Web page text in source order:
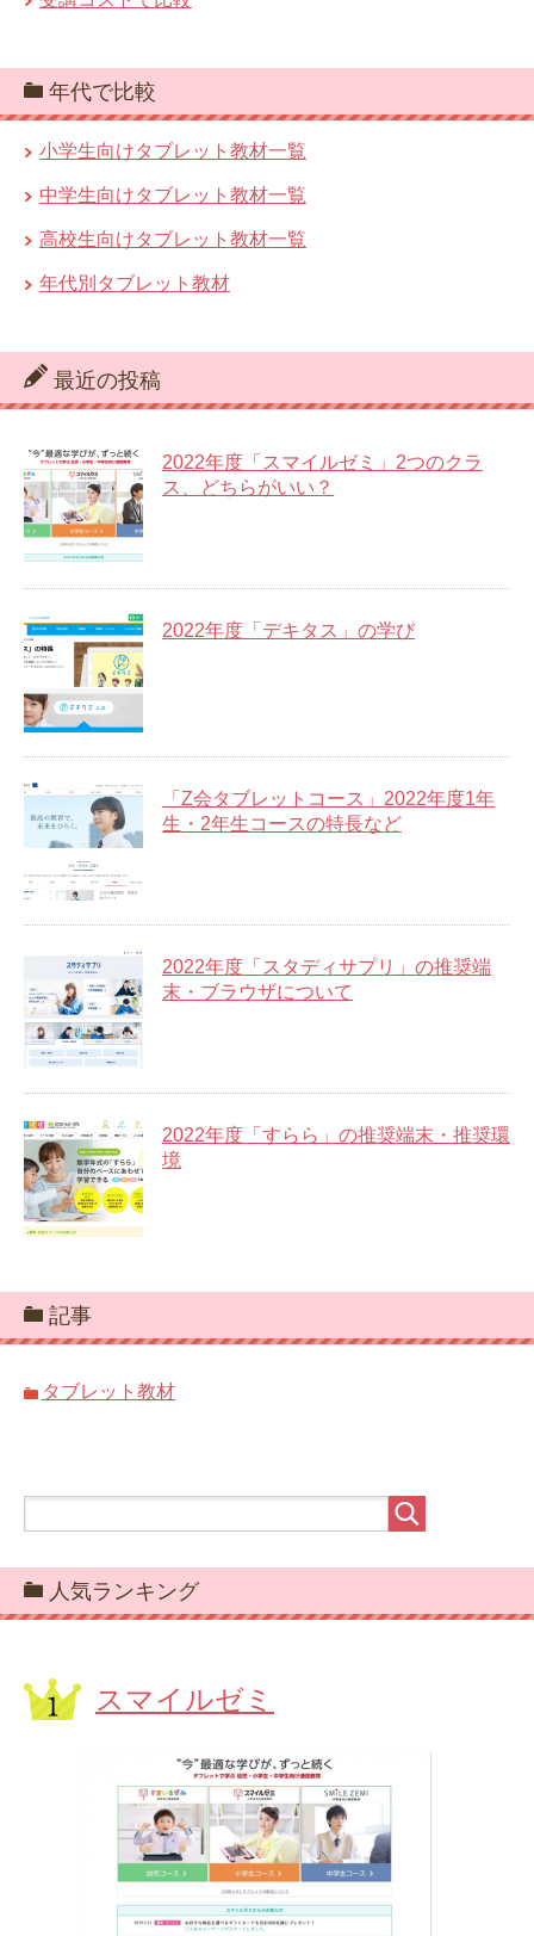
年代で比較
小学生向けタブレット教材一覧
中学生向けタブレット教材一覧
高校生向けタブレット教材一覧
年代別タブレット教材
最近の投稿
2022年度「スマイルゼミ」2つのクラ
ス、どちらがいい？
2022年度「デキタス」の学び
「Z会タブレットコース」2022年度1年
生・2年生コースの特長など
2022年度「スタディサプリ」の推奨端
末・ブラウザについて
2022年度「すらら」の推奨端末・推奨環
境
記事
タブレット教材
人気ランキング
スマイルゼミ